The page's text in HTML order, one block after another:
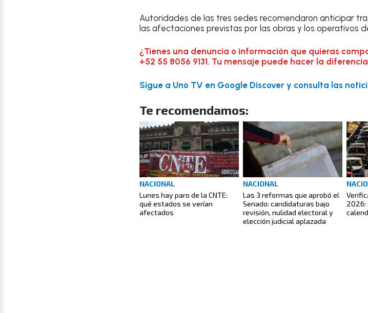
Autoridades de las tres sedes recomendaron anticipar
las afectaciones previstas por las obras y los operativos
¿Tienes una denuncia o información que quieras
+52 55 8056 9131. Tu mensaje puede hacer la
Sigue a Uno TV en Google Discover y consulta las
Te recomendamos:
NACIONAL
Lunes hay paro de la CNTE:
qué estados se verían
afectados
NACIONAL
Las 3 reformas que aprobó el
Senado: candidaturas bajo
revisión, nulidad electoral y
elección judicial aplazada
2026: